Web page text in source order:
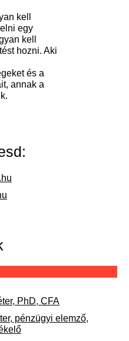
kell
egy
kell
hozni. Aki
és a
annak a
PhD, CFA
pénzügyi elemző,